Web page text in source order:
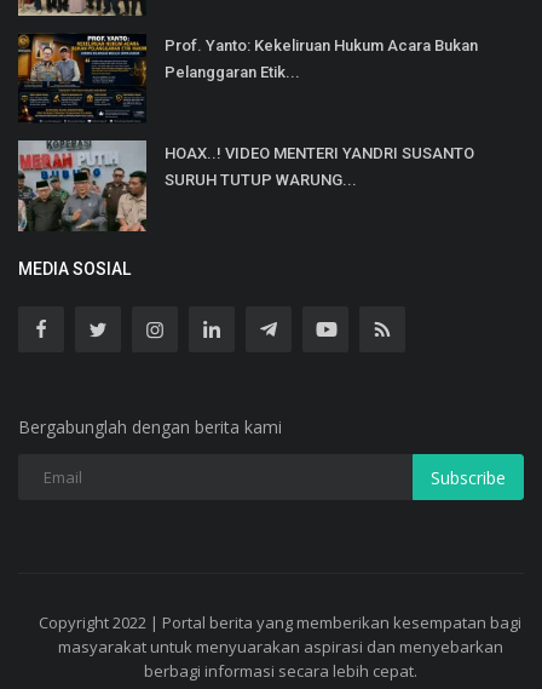
Prof. Yanto: Kekeliruan Hukum Acara Bukan
Pelanggaran Etik...
HOAX..! VIDEO MENTERI YANDRI SUSANTO
SURUH TUTUP WARUNG...
MEDIA SOSIAL
Bergabunglah dengan berita kami
Subscribe
Copyright 2022 | Portal berita yang memberikan kesempatan bagi
masyarakat untuk menyuarakan aspirasi dan menyebarkan
berbagi informasi secara lebih cepat.